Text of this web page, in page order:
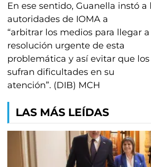
En ese sentido, Guanella instó a
autoridades de IOMA a
“arbitrar los medios para llegar
resolución urgente de esta
problemática y así evitar que
sufran dificultades en su
atención”. (DIB) MCH
LAS MÁS LEÍDAS